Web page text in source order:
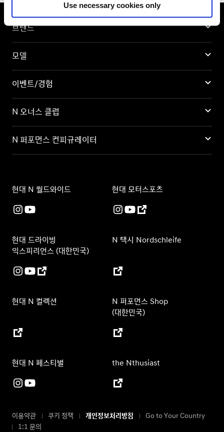
Use necessary cookies only
브랜드
모델
이벤트/경험
N 오너스 클럽
N 퍼포먼스 컨피규레이터
현대 N 월드와이드 현대 모터스포츠
현대 드라이빙
익스피리언스 (대한민국)
N 택시 Nordschleife
현대 N 컬렉션
N 퍼포먼스 Shop
(대한민국)
현대 N 페스티벌 the Nthusiast
이용약관 쿠키 정책 개인정보처리방침
Go to Your Country
1:1 문의